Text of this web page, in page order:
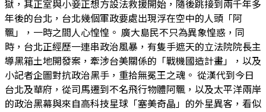
獄，其正室與小妾正想方設法救援開始，隨後跳接到兩千年多
年後的台北，台北幾個軍政要處出現浮在空中的人頭「阿
飄」，一時之間人心惶惶。 廣大島民不只為異象惶惑，同
時，台北正經歷一連串政治風暴，有隻手遮天的立法院院長主
導黑箱土地開發案，牽涉台美關係的「戰機國造計畫」，以及
小記者企圖對抗政治黑手，重拾無冕王之魂。 從漢代到今日
台北及華府，從司馬遷到不名飛行物體阿飄，以及太平洋兩岸
的政治黑幕與來自高科技星球「塞美奇晶」的外星異客，看似